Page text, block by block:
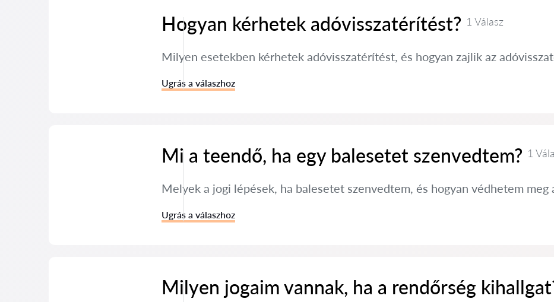
Hogyan kérhetek adóvisszatérítést? 1 Válasz
Milyen esetekben kérhetek adóvisszatérítést, és hogyan zajlik az
Ugrás a válaszhoz
Mi a teendő, ha egy balesetet szenvedtem? 1
Melyek a jogi lépések, ha balesetet szenvedtem, és hogyan védhetem meg
Ugrás a válaszhoz
Milyen jogaim vannak, ha a rendőrség